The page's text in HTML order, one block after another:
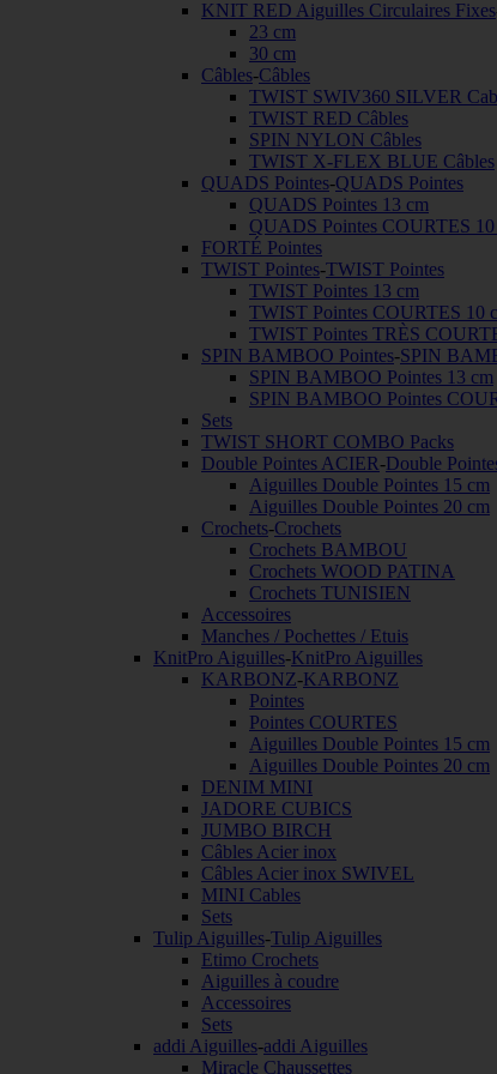
KNIT RED Aiguilles Circulaires Fixes
23 cm
30 cm
Câbles-Câbles
TWIST SWIV360 SILVER
TWIST RED Câbles
SPIN NYLON Câbles
TWIST X-FLEX BLUE Câbles
QUADS Pointes-QUADS Pointes
QUADS Pointes 13 cm
QUADS Pointes COURTES 10
FORTÉ Pointes
TWIST Pointes-TWIST Pointes
TWIST Pointes 13 cm
TWIST Pointes COURTES 10
TWIST Pointes TRÈS
SPIN BAMBOO Pointes-SPIN
SPIN BAMBOO Pointes 13 cm
SPIN BAMBOO Pointes
Sets
TWIST SHORT COMBO Packs
Double Pointes ACIER-Double
Aiguilles Double Pointes 15 cm
Aiguilles Double Pointes 20 cm
Crochets-Crochets
Crochets BAMBOU
Crochets WOOD PATINA
Crochets TUNISIEN
Accessoires
Manches / Pochettes / Etuis
KnitPro Aiguilles-KnitPro Aiguilles
KARBONZ-KARBONZ
Pointes
Pointes COURTES
Aiguilles Double Pointes 15 cm
Aiguilles Double Pointes 20 cm
DENIM MINI
JADORE CUBICS
JUMBO BIRCH
Câbles Acier inox
Câbles Acier inox SWIVEL
MINI Cables
Sets
Tulip Aiguilles-Tulip Aiguilles
Etimo Crochets
Aiguilles à coudre
Accessoires
Sets
addi Aiguilles-addi Aiguilles
Miracle Chaussettes